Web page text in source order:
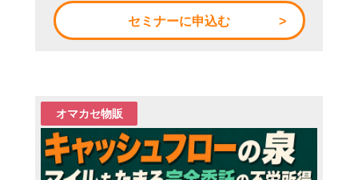
セミナーに申込む
オマカセ物販